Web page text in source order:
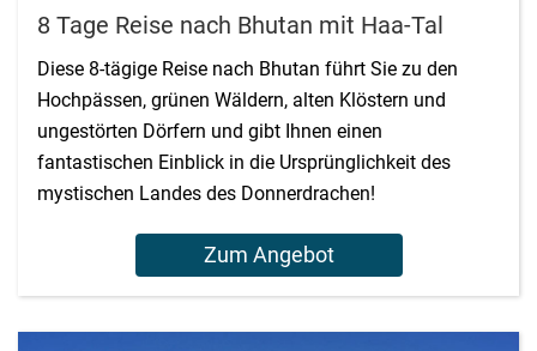
8 Tage Reise nach Bhutan mit Haa-Tal
Diese 8-tägige Reise nach Bhutan führt Sie zu den
Hochpässen, grünen Wäldern, alten Klöstern und
ungestörten Dörfern und gibt Ihnen einen
fantastischen Einblick in die Ursprünglichkeit des
mystischen Landes des Donnerdrachen!
Zum Angebot